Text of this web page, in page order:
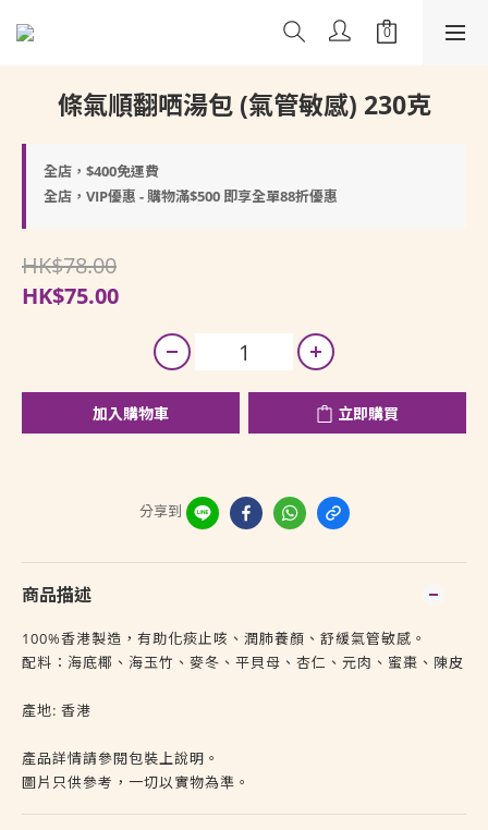
條氣順翻哂湯包 (氣管敏感) 230克
全店，$400免運費
全店，VIP優惠 - 購物滿$500 即享全單88折優惠
HK$78.00
HK$75.00
加入購物車 立即購買
分享到
商品描述
100%香港製造，有助化痰止咳、潤肺養顏、舒緩氣管敏感。
配料：海底椰、海玉竹、麥冬、平貝母、杏仁、元肉、蜜棗、陳皮
產地: 香港
產品詳情請參閱包裝上說明。
圖片只供參考，一切以實物為準。